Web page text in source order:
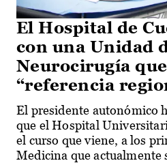
El Hospital de
con una Unidad
Neurocirugía
“referencia
El presidente autonómico
que el Hospital
el curso que viene, a los
Medicina que actualmente